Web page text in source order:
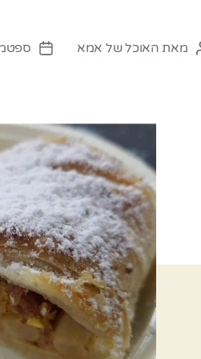
מאת האוכל של אמא
תאריך
ספטמבר